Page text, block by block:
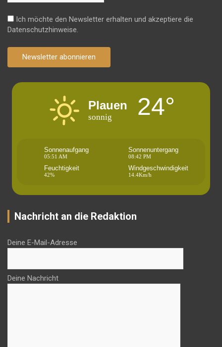
Ich möchte den Newsletter erhalten und akzeptiere die
Datenschutzhinweise.
Newsletter abonnieren
Plauen
sonnig 24°
Sonnenaufgang
05:51 AM
Sonnenuntergang
08:42 PM
Feuchtigkeit
42%
Windgeschwindigkeit
14.4Km/h
Nachricht an die Redaktion
Deine E-Mail-Adresse
Deine Nachricht